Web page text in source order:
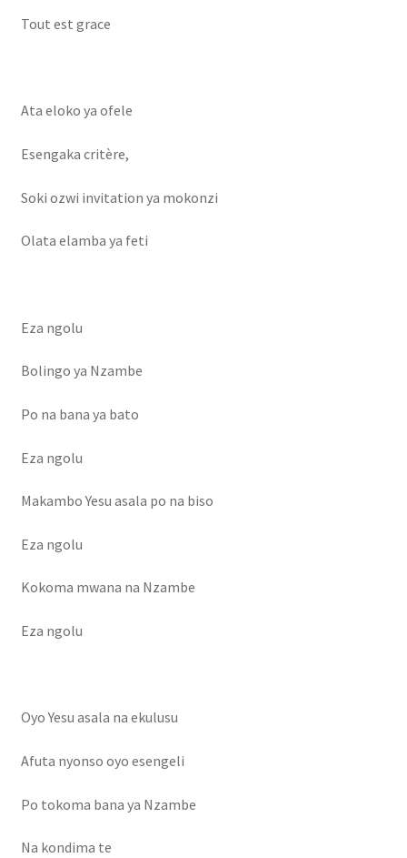
olingi nini
Ozo beta mabe
Page d’exemple
Réclamation de facture
tourisme
Tous les artistes
Vente des livres
Vente online
Tout est grace
Ata eloko ya ofele
Esengaka critère,
Soki ozwi invitation ya mokonzi
Olata elamba ya feti
Eza ngolu
Bolingo ya Nzambe
Po na bana ya bato
Eza ngolu
Makambo Yesu asala po na biso
Eza ngolu
Kokoma mwana na Nzambe
Eza ngolu
Oyo Yesu asala na ekulusu
Afuta nyonso oyo esengeli
Po tokoma bana ya Nzambe
Na kondima te